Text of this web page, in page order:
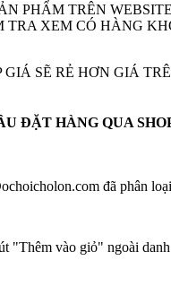
PHẨM TRÊN
TRA XEM CÓ HÀNG
SẼ RẺ HƠN GIÁ
ĐẶT HÀNG QUA
đã phân
"Thêm vào giỏ" ngoài